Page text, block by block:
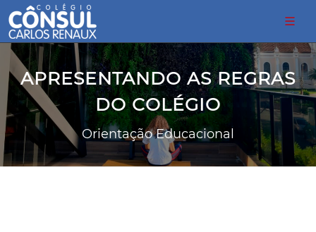
APRESENTANDO AS REGRAS
DO COLÉGIO
Orientação Educacional